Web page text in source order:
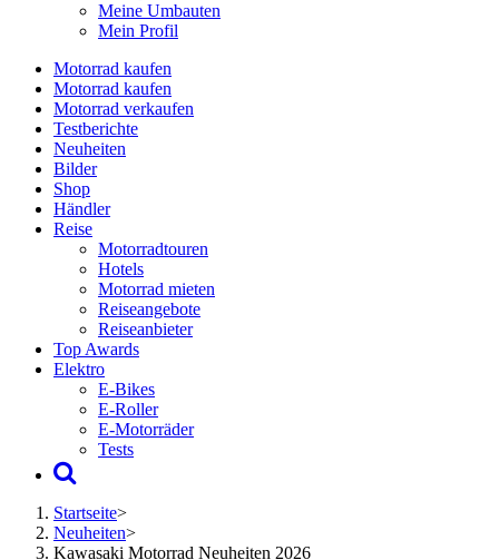
Meine Umbauten
Mein Profil
Motorrad kaufen
Motorrad kaufen
Motorrad verkaufen
Testberichte
Neuheiten
Bilder
Shop
Händler
Reise
Motorradtouren
Hotels
Motorrad mieten
Reiseangebote
Reiseanbieter
Top Awards
Elektro
E-Bikes
E-Roller
E-Motorräder
Tests
Startseite>
Neuheiten>
Kawasaki Motorrad Neuheiten 2026